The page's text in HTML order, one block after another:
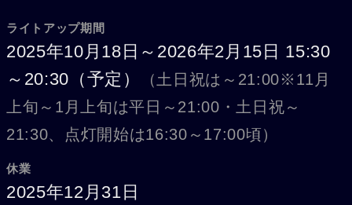
ライトアップ期間
2025年10月18日～2026年2月15日 15:30
～20:30（予定）
（土日祝は～21:00※11月
上旬～1月上旬は平日～21:00・土日祝～
21:30、点灯開始は16:30～17:00頃）
休業
2025年12月31日